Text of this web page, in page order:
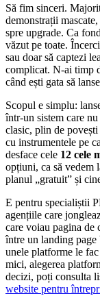
Să fim sinceri.
demonstrații
spre upgrade. Ca
văzut pe toate.
sau doar să captezi
complicat. N-ai timp
când ești gata să
Scopul e simplu:
într-un sistem care
clasic, plin de
cu instrumentele pe
desface cele 12 cele
opțiuni, ca să vedem
planul „gratuit” și
E pentru specialiștii
agențiile care
care voiau pagina de
între un landing
unele platforme le
mici, alegerea
decizi, poți consulta
website pentru